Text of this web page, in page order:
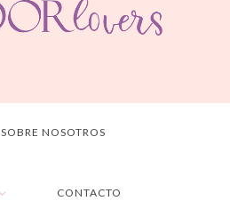
SOBRE NOSOTROS
CONTACTO